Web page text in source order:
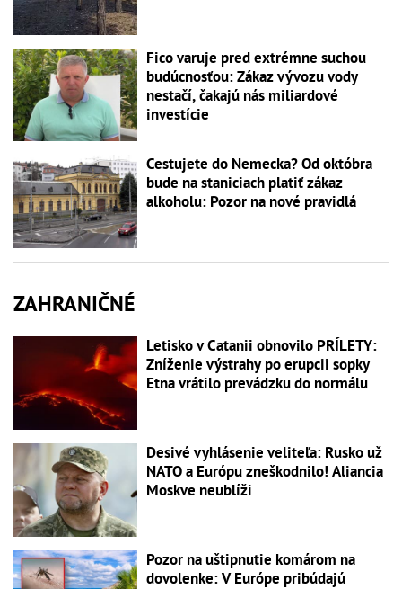
Fico varuje pred extrémne suchou
budúcnosťou: Zákaz vývozu vody
nestačí, čakajú nás miliardové
investície
Cestujete do Nemecka? Od októbra
bude na staniciach platiť zákaz
alkoholu: Pozor na nové pravidlá
ZAHRANIČNÉ
Letisko v Catanii obnovilo PRÍLETY:
Zníženie výstrahy po erupcii sopky
Etna vrátilo prevádzku do normálu
Desivé vyhlásenie veliteľa: Rusko už
NATO a Európu zneškodnilo! Aliancia
Moskve neublíži
Pozor na uštipnutie komárom na
dovolenke: V Európe pribúdajú